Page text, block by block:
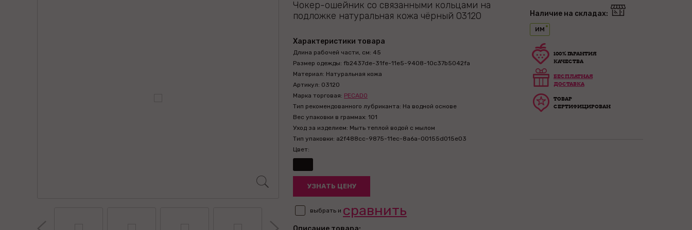
Чокер-ошейник со связанными кольцами на
подложке натуральная кожа чёрный 03120
Характеристики товара
Длина рабочей части, см: 45
Размер одежды: fb2437de-31fe-11e5-9408-10c37b5042fa
Материал: Натуральная кожа
Артикул: 03120
Марка торговая: PECADO
Тип рекомендованного лубриканта: На водной основе
Вес упаковки в граммах: 101
Уход за изделием: Мыть теплой водой с мылом
Тип упаковки: a2f488cc-9875-11ec-8a6a-00155d015e03
Цвет:
УЗНАТЬ ЦЕНУ
выбрать и сравнить
Наличие на складах:
ИМ
100% ГАРАНТИЯ
КАЧЕСТВА
БЕСПЛАТНАЯ
ДОСТАВКА
ТОВАР
СЕРТИФИЦИРОВАН